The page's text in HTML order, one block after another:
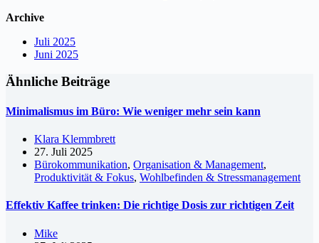
Archive
Juli 2025
Juni 2025
Ähnliche Beiträge
Minimalismus im Büro: Wie weniger mehr sein kann
Klara Klemmbrett
27. Juli 2025
Bürokommunikation, Organisation & Management,
Produktivität & Fokus, Wohlbefinden & Stressmanagement
Effektiv Kaffee trinken: Die richtige Dosis zur richtigen Zeit
Mike